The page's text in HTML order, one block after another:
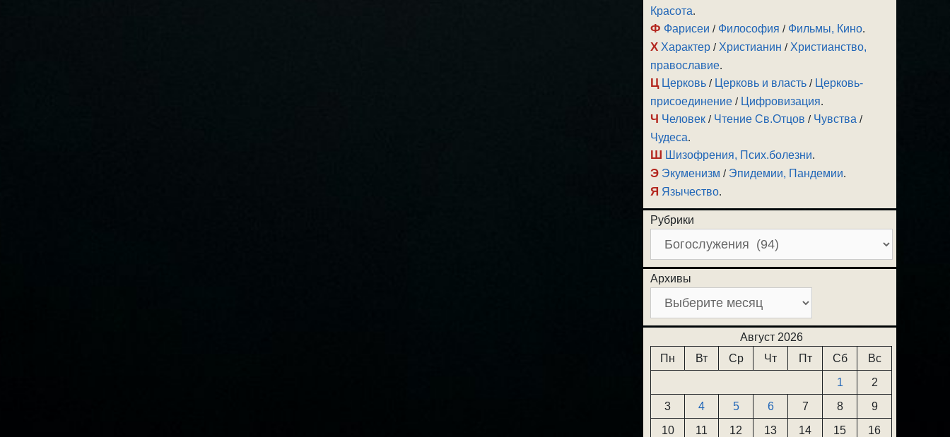
Красота.
Ф Фарисеи / Философия / Фильмы, Кино.
Х Характер / Христианин / Христианство,
православие.
Ц Церковь / Церковь и власть / Церковь-
присоединение / Цифровизация.
Ч Человек / Чтение Св.Отцов / Чувства /
Чудеса.
Ш Шизофрения, Псих.болезни.
Э Экуменизм / Эпидемии, Пандемии.
Я Язычество.
Рубрики
Архивы
Август 2026
Пн
Вт Ср Чт Пт Сб
Вс
1
2
3
4 5 6 7 8
9
10
11 12 13 14 15
16